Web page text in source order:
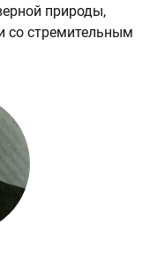
природы,
со стремительным